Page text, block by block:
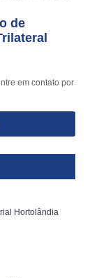
de
em contato por
Hortolândia